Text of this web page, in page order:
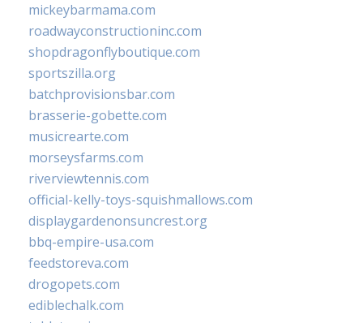
mickeybarmama.com
roadwayconstructioninc.com
shopdragonflyboutique.com
sportszilla.org
batchprovisionsbar.com
brasserie-gobette.com
musicrearte.com
morseysfarms.com
riverviewtennis.com
official-kelly-toys-squishmallows.com
displaygardenonsuncrest.org
bbq-empire-usa.com
feedstoreva.com
drogopets.com
ediblechalk.com